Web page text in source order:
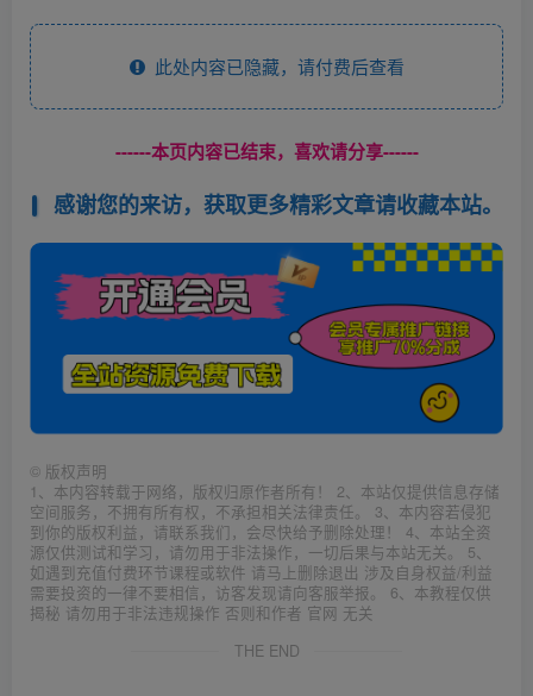
此处内容已隐藏，请付费后查看
------本页内容已结束，喜欢请分享------
感谢您的来访，获取更多精彩文章请收藏本站。
© 版权声明
1、本内容转载于网络，版权归原作者所有！ 2、本站仅提供信息存储
空间服务，不拥有所有权，不承担相关法律责任。 3、本内容若侵犯
到你的版权利益，请联系我们，会尽快给予删除处理！ 4、本站全资
源仅供测试和学习，请勿用于非法操作，一切后果与本站无关。 5、
如遇到充值付费环节课程或软件 请马上删除退出 涉及自身权益/利益
需要投资的一律不要相信，访客发现请向客服举报。 6、本教程仅供
揭秘 请勿用于非法违规操作 否则和作者 官网 无关
THE END